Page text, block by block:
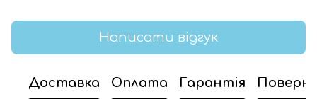
Написати відгук
Доставка Оплата Гарантія